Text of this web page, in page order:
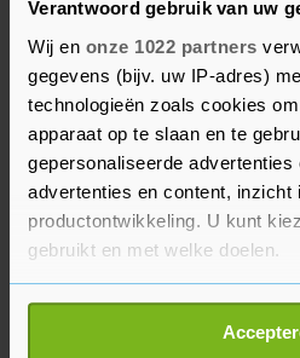
Verantwoord gebruik van uw
Wij en onze 1022 partners
gegevens (bijv. uw IP-adres)
technologieën zoals cookies
apparaat op te slaan en te
gepersonaliseerde
advertenties en content, inzicht
productontwikkeling. U kunt
gebruikt en met welke doelen.
Als u het toestaat, willen we
Informatie verzamelen